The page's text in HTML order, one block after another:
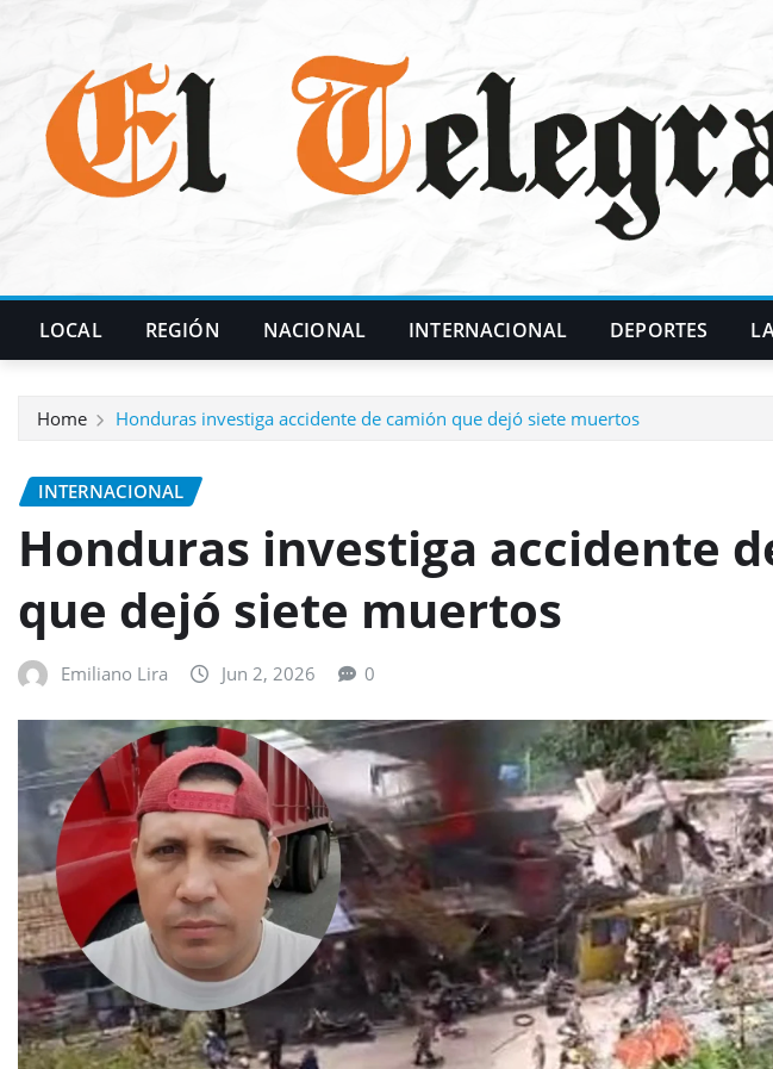
LOCAL REGIÓN NACIONAL INTERNACIONAL DEPORTES
Home Honduras investiga accidente de camión que dejó siete muertos
INTERNACIONAL
Honduras investiga accidente
que dejó siete muertos
Emiliano Lira Jun 2, 2026 0